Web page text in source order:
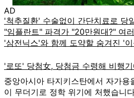
AD
중앙아시아 타지키스탄에서 자가용
이 무더기로 정학 위기에 처했습니